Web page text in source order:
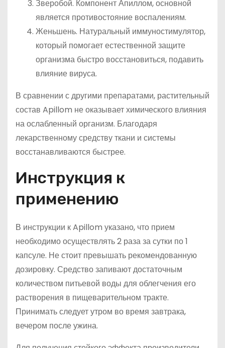
Зверобой. Компонент Апиллом, основной
является противостояние воспалениям.
Женьшень. Натуральный иммуностимулятор,
который помогает естественной защите
организма быстро восстановиться, подавить
влияние вируса.
В сравнении с другими препаратами, растительный
состав Apillom не оказывает химического влияния
на ослабленный организм. Благодаря
лекарственному средству ткани и системы
восстанавливаются быстрее.
Инструкция к
применению
В инструкции к Apillom указано, что прием
необходимо осуществлять 2 раза за сутки по 1
капсуле. Не стоит превышать рекомендованную
дозировку. Средство запивают достаточным
количеством питьевой воды для облегчения его
растворения в пищеварительном тракте.
Принимать следует утром во время завтрака,
вечером после ужина.